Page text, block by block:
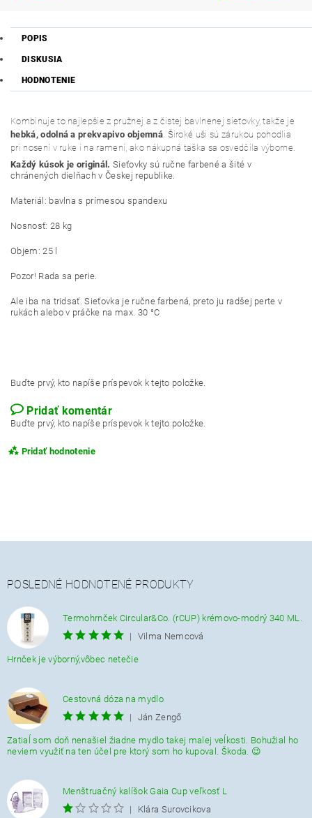
POPIS
DISKUSIA
HODNOTENIE
Kombinuje to najlepšie z pružnej a z čistej bavlnenej sieťovky, takže je
hebká, odolná a prekvapivo objemná. Široké uši sú zárukou pohodlia
pri nosení v ruke i na rameni, ako nákupná taška sa osvedčila výborne.
Každý kúsok je originál. Sieťovky sú ručne farbené a šité v
chránených dielňach v Českej republike.
Materiál: bavlna s prímesou spandexu
Nosnosť: 28 kg
Objem: 25 l
Pozor! Rada sa perie.
Ale iba na tridsať. Sieťovka je ručne farbená, preto ju radšej perte v
rukách alebo v práčke na max. 30 °C
Buďte prvý, kto napíše príspevok k tejto položke.
Pridať komentár
Buďte prvý, kto napíše príspevok k tejto položke.
Pridať hodnotenie
POSLEDNÉ HODNOTENÉ PRODUKTY
Termohrnček Circular&Co. (rCUP) krémovo-modrý 340 ML.
|
Vilma Nemcová
Hrnček je výborný,vôbec netečie
Cestovná dóza na mydlo
|
Ján Zengő
Zatiaĺ som doň nenašiel žiadne mydlo takej malej veĺkosti. Bohužial ho
neviem využiť na ten účel pre ktorý som ho kupoval. Škoda. 😉
Menštruačný kalíšok Gaia Cup veľkosť L
|
Klára Surovcikova